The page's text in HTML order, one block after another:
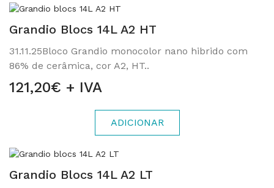
Grandio Blocs 14L A2 HT
31.11.25Bloco Grandio monocolor nano hibrido com
86% de cerâmica, cor A2, HT..
121,20€ + IVA
ADICIONAR
Grandio Blocs 14L A2 LT